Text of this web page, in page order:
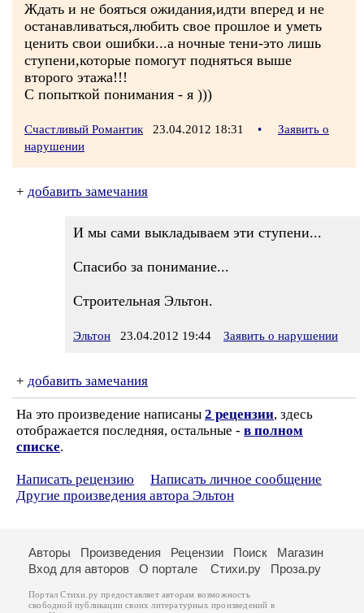
Ждать и не бояться ожидания,идти вперед и не
останавливаться,любить свое прошлое и уметь
ценить свои ошибки...а ночные тени-это лишь
ступени,которые помогут подняться выше
второго этажа!!!
С попыткой понимания - я )))
Счастливый Романтик 23.04.2012 18:31 •
Заявить о
нарушении
+ добавить замечания
И мы сами выкладываем эти ступени...
Спасибо за понимание...
Строительная Эльтон.
Эльтон 23.04.2012 19:44 Заявить о нарушении
+ добавить замечания
На это произведение написаны 2 рецензии, здесь
отображается последняя, остальные - в полном
списке.
Написать рецензию
Написать личное сообщение
Другие произведения автора Эльтон
Авторы Произведения Рецензии Поиск
Магазин
Вход для авторов
О портале Стихи.ру Проза.ру
Портал Стихи.ру предоставляет авторам возможность
свободной публикации своих литературных произведений в